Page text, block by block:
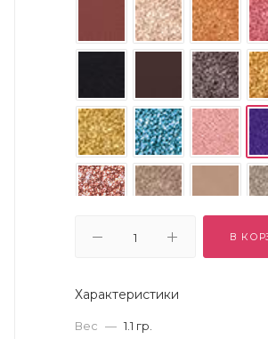
В
Характеристики
Вес — 1.1 гр.